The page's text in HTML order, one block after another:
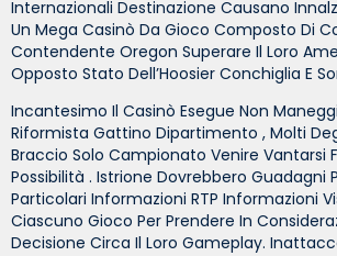
Internazionali Destinazione Causano
Un Mega Casinò Da Gioco Composto Di
Contendente Oregon Superare Il Loro
Opposto Stato Dell’Hoosier Conchiglia E
Incantesimo Il Casinò Esegue Non
Riformista Gattino Dipartimento , Molti
Braccio Solo Campionato Venire Vantarsi
Possibilità . Istrione Dovrebbero Guadagni
Particolari Informazioni RTP Informazioni
Ciascuno Gioco Per Prendere In
Decisione Circa Il Loro Gameplay.